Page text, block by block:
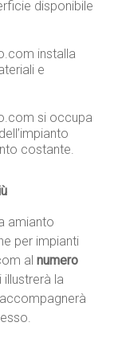
disponibile
installa
e
si occupa
costante.
amianto
per impianti
alnumero
la